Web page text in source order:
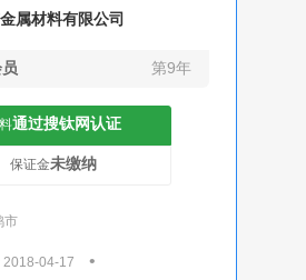
属材料有限公司
第9年
通过搜钛网认证
保证金未缴纳
市
2018-04-17 •